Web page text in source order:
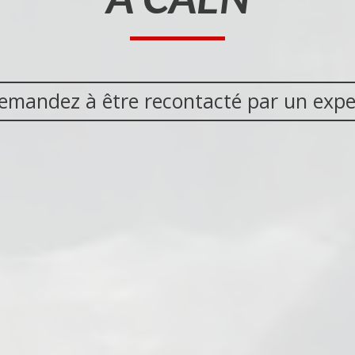
à être recontacté par un